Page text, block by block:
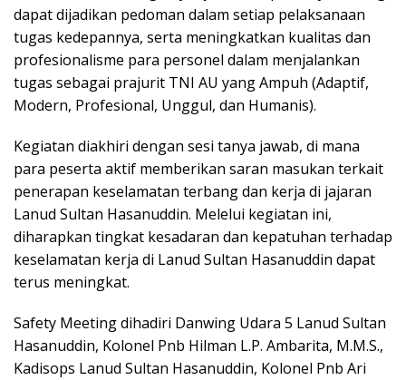
dapat dijadikan pedoman dalam setiap pelaksanaan
tugas kedepannya, serta meningkatkan kualitas dan
profesionalisme para personel dalam menjalankan
tugas sebagai prajurit TNI AU yang Ampuh (Adaptif,
Modern, Profesional, Unggul, dan Humanis).
Kegiatan diakhiri dengan sesi tanya jawab, di mana
para peserta aktif memberikan saran masukan terkait
penerapan keselamatan terbang dan kerja di jajaran
Lanud Sultan Hasanuddin. Melelui kegiatan ini,
diharapkan tingkat kesadaran dan kepatuhan terhadap
keselamatan kerja di Lanud Sultan Hasanuddin dapat
terus meningkat.
Safety Meeting dihadiri Danwing Udara 5 Lanud Sultan
Hasanuddin, Kolonel Pnb Hilman L.P. Ambarita, M.M.S.,
Kadisops Lanud Sultan Hasanuddin, Kolonel Pnb Ari